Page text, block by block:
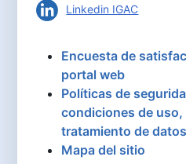
Linkedin IGAC
Encuesta de
portal web
Políticas de
condiciones de
tratamiento de
Mapa del sitio